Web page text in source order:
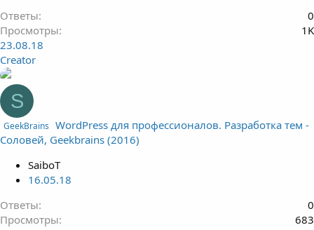
Ответы
0
Просмотры
1K
23.08.18
Creator
S
GeekBrains
WordPress для профессионалов. Разработка тем -
Соловей, Geekbrains (2016)
SaiboT
16.05.18
Ответы
0
Просмотры
683